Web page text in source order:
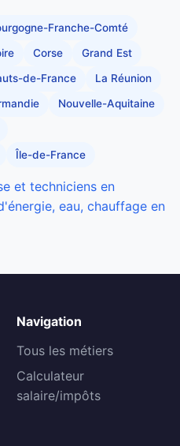
Franche-Comté
Corse Grand Est
de-France La Réunion
Nouvelle-Aquitaine
Île-de-France
et techniciens en
eau, chauffage en
Navigation
Tous les métiers
Calculateur
salaire/impôts